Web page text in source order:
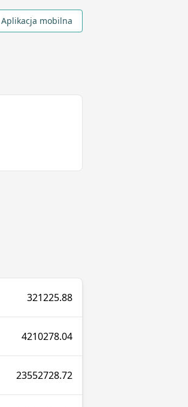
Aplikacja mobilna
321225.88
4210278.04
23552728.72